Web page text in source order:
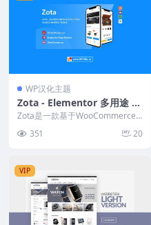
WP汉化主题
Zota - Elementor 多用途 W
ooCommerce 主题
Zota是一款基于WooCommerce
活...351 20
VIP